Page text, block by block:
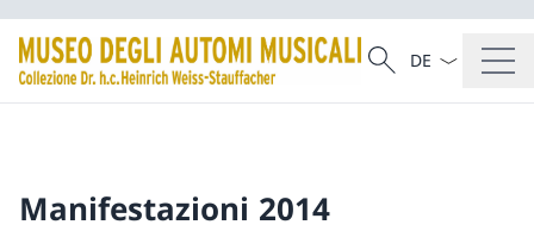
Cercare
Ricerca
Dal menu a
Manifestazioni 2014